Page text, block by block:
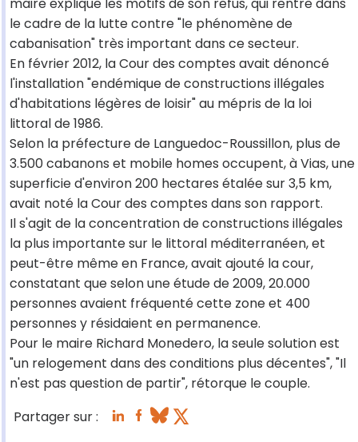
le cadre de la lutte contre "le phénomène de
cabanisation" très important dans ce secteur.
En février 2012, la Cour des comptes avait dénoncé
l'installation "endémique de constructions illégales
d'habitations légères de loisir" au mépris de la loi
littoral de 1986.
Selon la préfecture de Languedoc-Roussillon, plus de
3.500 cabanons et mobile homes occupent, à Vias, une
superficie d'environ 200 hectares étalée sur 3,5 km,
avait noté la Cour des comptes dans son rapport.
Il s'agit de la concentration de constructions illégales
la plus importante sur le littoral méditerranéen, et
peut-être même en France, avait ajouté la cour,
constatant que selon une étude de 2009, 20.000
personnes avaient fréquenté cette zone et 400
personnes y résidaient en permanence.
Pour le maire Richard Monedero, la seule solution est
"un relogement dans des conditions plus décentes", "Il
n'est pas question de partir", rétorque le couple.
Partager sur :